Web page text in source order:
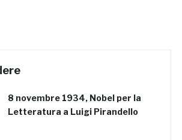
8 novembre 1934, Nobel per la
Letteratura a Luigi Pirandello